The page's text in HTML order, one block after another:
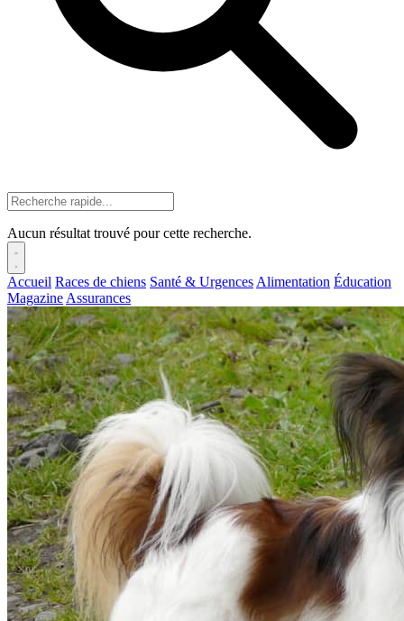
Aucun résultat trouvé pour cette recherche.
Accueil Races de chiens Santé & Urgences Alimentation Éducation
Magazine Assurances